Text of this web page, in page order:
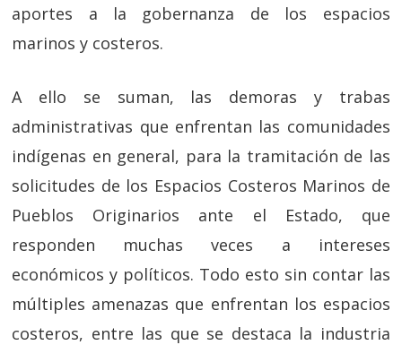
aportes a la gobernanza de los espacios
marinos y costeros.
A ello se suman, las demoras y trabas
administrativas que enfrentan las comunidades
indígenas en general, para la tramitación de las
solicitudes de los Espacios Costeros Marinos de
Pueblos Originarios ante el Estado, que
responden muchas veces a intereses
económicos y políticos. Todo esto sin contar las
múltiples amenazas que enfrentan los espacios
costeros, entre las que se destaca la industria